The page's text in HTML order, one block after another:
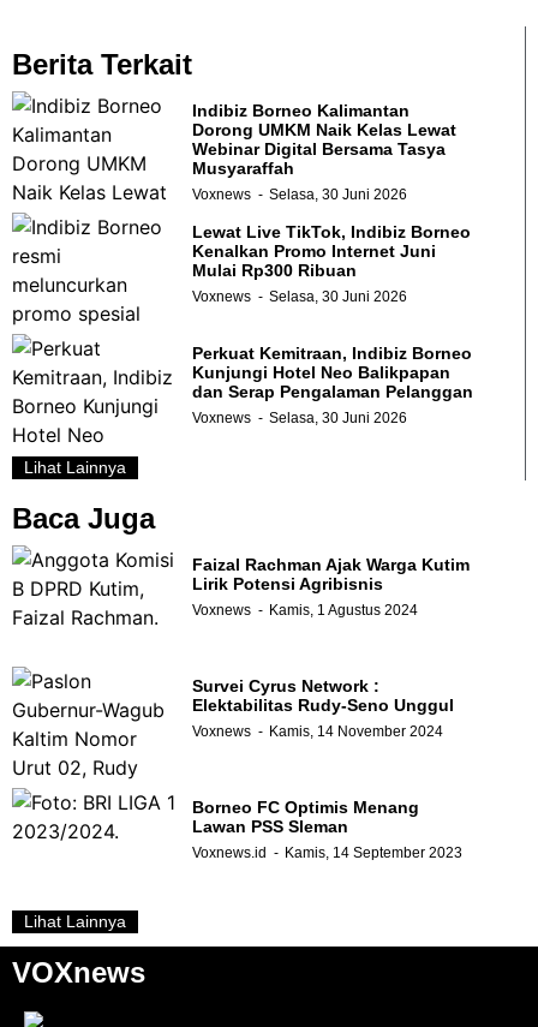
Berita Terkait
Indibiz Borneo Kalimantan
Dorong UMKM Naik Kelas Lewat
Webinar Digital Bersama Tasya
Musyaraffah
Voxnews Selasa, 30 Juni 2026
Lewat Live TikTok, Indibiz Borneo
Kenalkan Promo Internet Juni
Mulai Rp300 Ribuan
Voxnews Selasa, 30 Juni 2026
Perkuat Kemitraan, Indibiz Borneo
Kunjungi Hotel Neo Balikpapan
dan Serap Pengalaman Pelanggan
Voxnews Selasa, 30 Juni 2026
Lihat Lainnya
Baca Juga
Faizal Rachman Ajak Warga Kutim
Lirik Potensi Agribisnis
Voxnews Kamis, 1 Agustus 2024
Survei Cyrus Network :
Elektabilitas Rudy-Seno Unggul
Voxnews Kamis, 14 November 2024
Borneo FC Optimis Menang
Lawan PSS Sleman
Voxnews.id Kamis, 14 September 2023
Lihat Lainnya
VOXnews